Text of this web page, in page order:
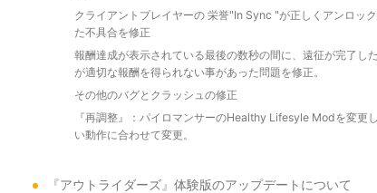
クライアントプレイヤーの 栄誉"In Sync "が正しくアンロッ
た不具合を修正
報酬達成が表示されている最後の数秒の間に、遠征が完了し
が適切な報酬を得られない事があった問題を修正。
その他のバグとクラッシュの修正
『再調整』：パイロマンサーのHealthy Lifesyle Modを変更
い動作に合わせて変更。
『アウトライダーズ』体験版のアップデートについて